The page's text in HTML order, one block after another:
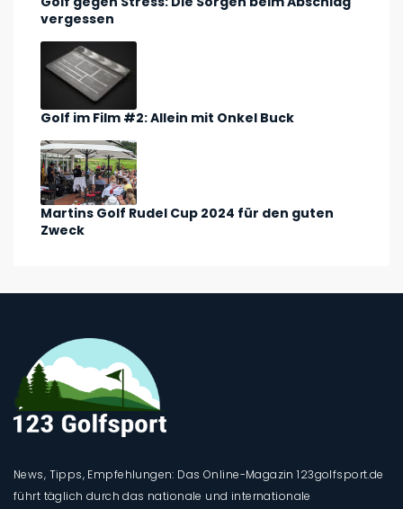
vergessen
Golf im Film #2: Allein mit Onkel Buck
Martins Golf Rudel Cup 2024 für den guten
Zweck
News, Tipps, Empfehlungen: Das Online-Magazin 123golfsport.de
führt täglich durch das nationale und internationale